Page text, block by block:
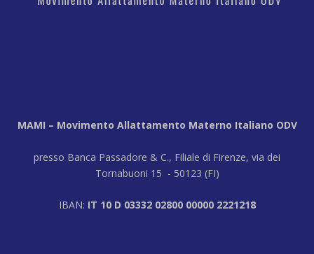
MAMI – Movimento Allattamento Materno Italiano ODV
presso Banca Passadore & C., Filiale di Firenze, via dei
Tornabuoni 15 - 50123 (FI)
IBAN: IT 10 D 03332 02800 00000 2221218